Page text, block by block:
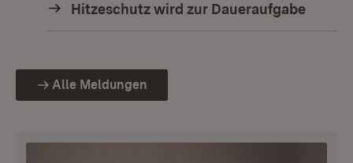
Hitzeschutz wird zur Daueraufgabe
Alle Meldungen